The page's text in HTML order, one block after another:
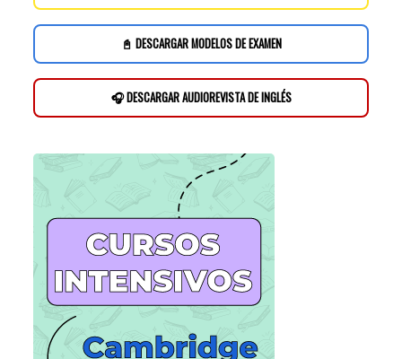
📓 DESCARGAR MODELOS DE EXAMEN
🎧 DESCARGAR AUDIOREVISTA DE INGLÉS